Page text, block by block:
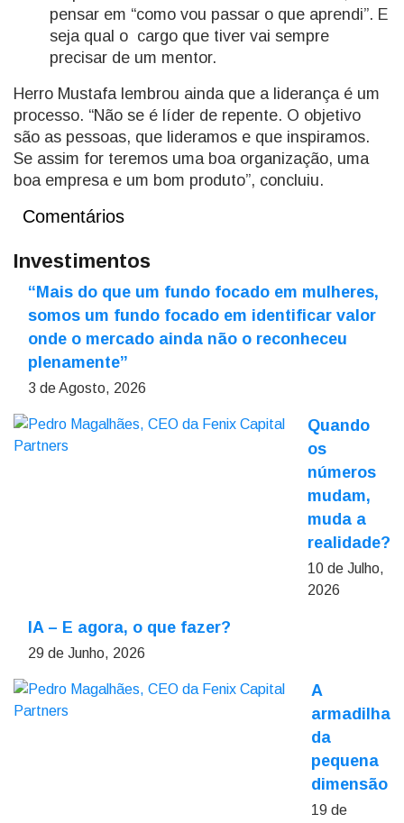
pensar em “como vou passar o que aprendi”. E
seja qual o cargo que tiver vai sempre
precisar de um mentor.
Herro Mustafa lembrou ainda que a liderança é um
processo. “Não se é líder de repente. O objetivo
são as pessoas, que lideramos e que inspiramos.
Se assim for teremos uma boa organização, uma
boa empresa e um bom produto”, concluiu.
Comentários
Investimentos
“Mais do que um fundo focado em mulheres,
somos um fundo focado em identificar valor
onde o mercado ainda não o reconheceu
plenamente”
3 de Agosto, 2026
Quando
os
números
mudam,
muda a
realidade?
10 de Julho,
2026
IA – E agora, o que fazer?
29 de Junho, 2026
A
armadilha
da
pequena
dimensão
19 de